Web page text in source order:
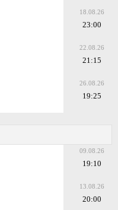
18.08.26
23:00
22.08.26
21:15
26.08.26
19:25
09.08.26
19:10
13.08.26
20:00